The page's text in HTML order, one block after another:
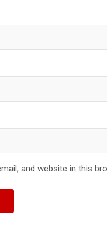
and website in this